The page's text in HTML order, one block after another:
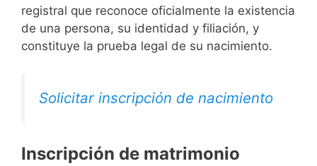
registral que reconoce oficialmente la existencia
de una persona, su identidad y filiación, y
constituye la prueba legal de su nacimiento.
Solicitar inscripción de nacimiento
Inscripción de matrimonio